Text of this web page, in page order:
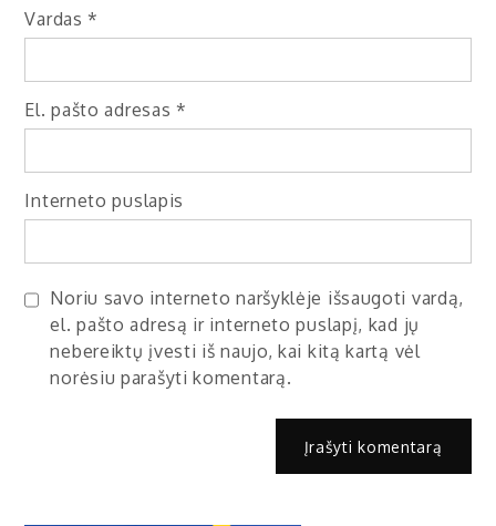
Vardas *
El. pašto adresas *
Interneto puslapis
Noriu savo interneto naršyklėje išsaugoti vardą,
el. pašto adresą ir interneto puslapį, kad jų
nebereiktų įvesti iš naujo, kai kitą kartą vėl
norėsiu parašyti komentarą.